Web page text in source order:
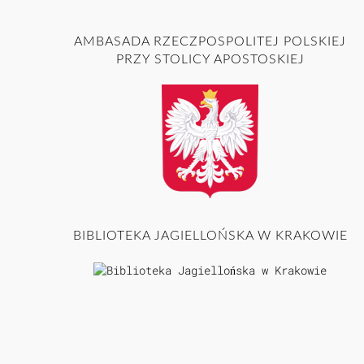
AMBASADA RZECZPOSPOLITEJ POLSKIEJ
PRZY STOLICY APOSTOSKIEJ
BIBLIOTEKA JAGIELLOŃSKA W KRAKOWIE